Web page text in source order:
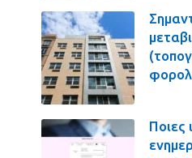
Ποιες